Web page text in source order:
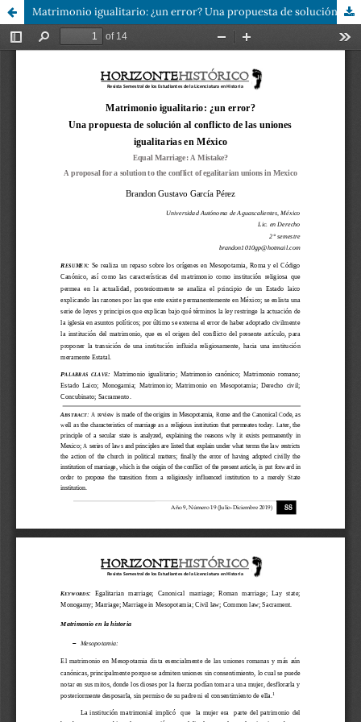
Matrimonio igualitario: ¿un error? Una propuesta de solución al conflicto de las uniones igualitarias en México